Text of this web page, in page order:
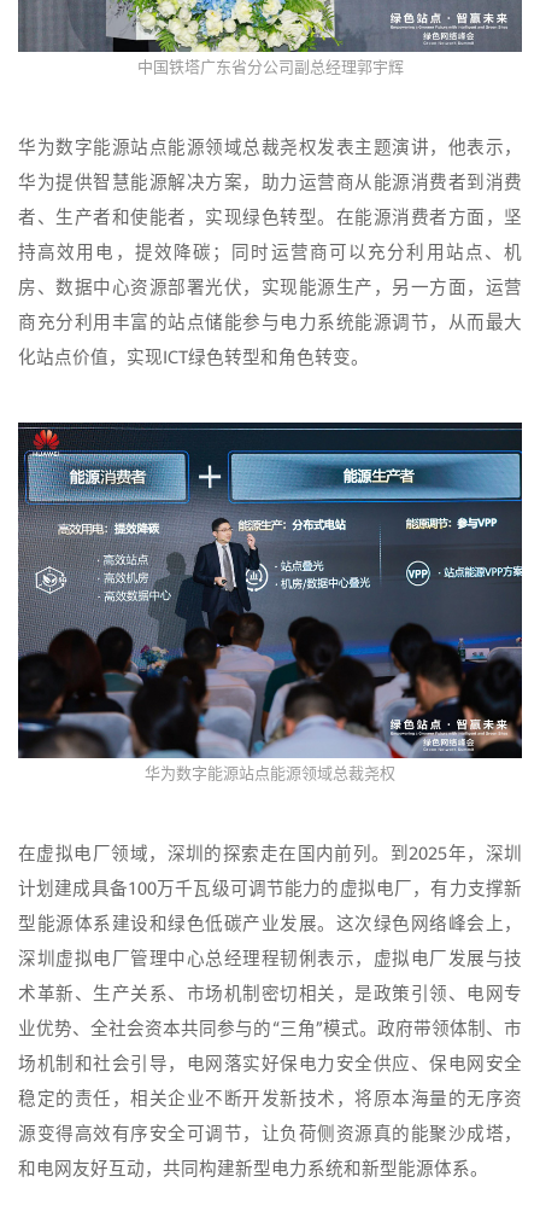
中国铁塔广东省分公司副总经理郭宇辉
华为数字能源站点能源领域总裁尧权发表主题演讲，他表示，
华为提供智慧能源解决方案，助力运营商从能源消费者到消费
者、生产者和使能者，实现绿色转型。在能源消费者方面，坚
持高效用电，提效降碳；同时运营商可以充分利用站点、机
房、数据中心资源部署光伏，实现能源生产，另一方面，运营
商充分利用丰富的站点储能参与电力系统能源调节，从而最大
化站点价值，实现ICT绿色转型和角色转变。
华为数字能源站点能源领域总裁尧权
在虚拟电厂领域，深圳的探索走在国内前列。到2025年，深圳
计划建成具备100万千瓦级可调节能力的虚拟电厂，有力支撑新
型能源体系建设和绿色低碳产业发展。这次绿色网络峰会上，
深圳虚拟电厂管理中心总经理程韧俐表示，虚拟电厂发展与技
术革新、生产关系、市场机制密切相关，是政策引领、电网专
业优势、全社会资本共同参与的“三角”模式。政府带领体制、市
场机制和社会引导，电网落实好保电力安全供应、保电网安全
稳定的责任，相关企业不断开发新技术，将原本海量的无序资
源变得高效有序安全可调节，让负荷侧资源真的能聚沙成塔，
和电网友好互动，共同构建新型电力系统和新型能源体系。